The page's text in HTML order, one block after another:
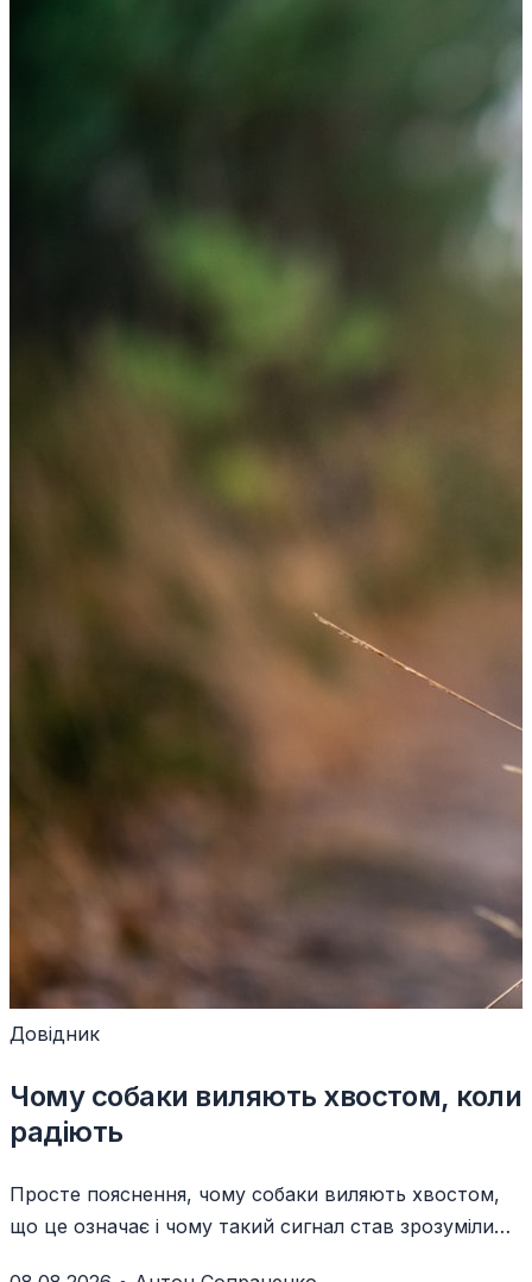
Довідник
Чому собаки виляють хвостом, коли
радіють
Просте пояснення, чому собаки виляють хвостом,
що це означає і чому такий сигнал став зрозумілим